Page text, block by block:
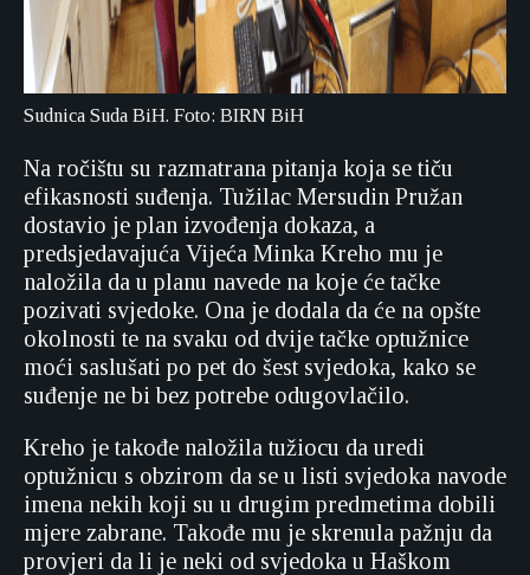
Sudnica Suda BiH. Foto: BIRN BiH
Na ročištu su razmatrana pitanja koja se tiču
efikasnosti suđenja. Tužilac Mersudin Pružan
dostavio je plan izvođenja dokaza, a
predsjedavajuća Vijeća Minka Kreho mu je
naložila da u planu navede na koje će tačke
pozivati svjedoke. Ona je dodala da će na opšte
okolnosti te na svaku od dvije tačke optužnice
moći saslušati po pet do šest svjedoka, kako se
suđenje ne bi bez potrebe odugovlačilo.
Kreho je takođe naložila tužiocu da uredi
optužnicu s obzirom da se u listi svjedoka navode
imena nekih koji su u drugim predmetima dobili
mjere zabrane. Takođe mu je skrenula pažnju da
provjeri da li je neki od svjedoka u Haškom